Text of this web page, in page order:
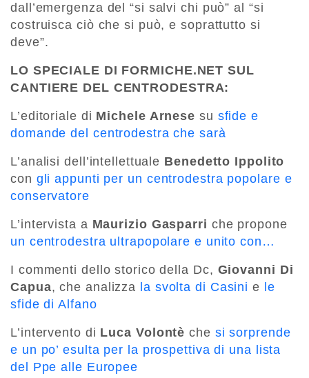
dall’emergenza del “si salvi chi può” al “si
costruisca ciò che si può, e soprattutto si
deve”.
LO SPECIALE DI FORMICHE.NET SUL
CANTIERE DEL CENTRODESTRA:
L’editoriale di Michele Arnese su sfide e
domande del centrodestra che sarà
L’analisi dell’intellettuale Benedetto Ippolito
con gli appunti per un centrodestra popolare e
conservatore
L’intervista a Maurizio Gasparri che propone
un centrodestra ultrapopolare e unito con…
I commenti dello storico della Dc, Giovanni Di
Capua, che analizza la svolta di Casini e le
sfide di Alfano
L’intervento di Luca Volontè che si sorprende
e un po’ esulta per la prospettiva di una lista
del Ppe alle Europee